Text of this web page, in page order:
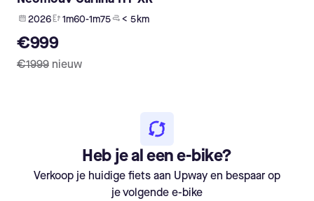
2026 1m60-1m75 < 5 km
€999
€1999 nieuw
Heb je al een e-bike?
Verkoop je huidige fiets aan Upway en bespaar op
je volgende e-bike